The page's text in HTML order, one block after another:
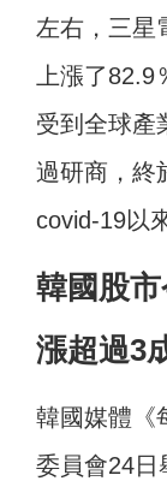
左右，三星
上漲了
受到全球產
過研商，終
covid-19以
韓國股
漲超過3
韓國媒體《
委員會24日